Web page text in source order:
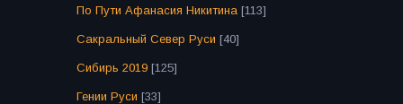
По Пути Афанасия Никитина [113]
Сакральный Север Руси [40]
Сибирь 2019 [125]
Гении Руси [33]